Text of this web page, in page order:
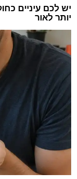
יש לכם עיניים
יותר לאור